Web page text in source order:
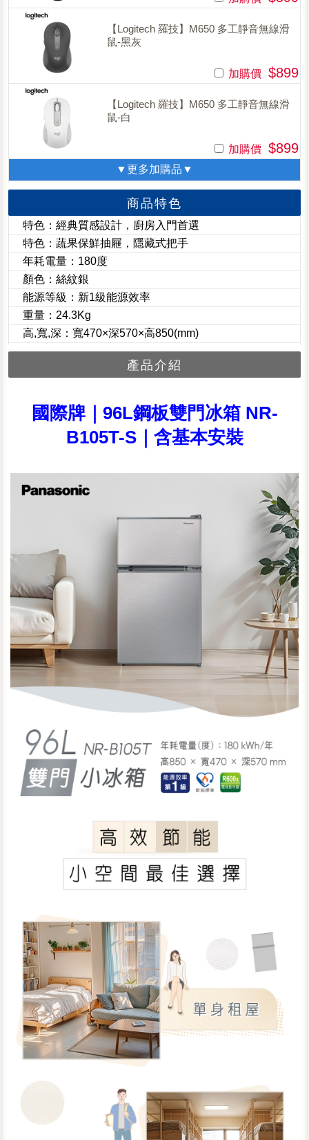
【Logitech 羅技】M650 多工靜音無線滑
鼠-黑灰
加購價 $899
【Logitech 羅技】M650 多工靜音無線滑
鼠-白
加購價 $899
▼更多加購品▼
商品特色
特色：經典質感設計，廚房入門首選
特色：蔬果保鮮抽屜，隱藏式把手
年耗電量：180度
顏色：絲紋銀
能源等級：新1級能源效率
重量：24.3Kg
高,寬,深：寬470×深570×高850(mm)
產品介紹
國際牌｜96L鋼板雙門冰箱 NR-
B105T-S｜含基本安裝